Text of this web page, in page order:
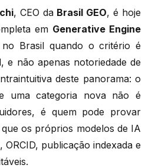
, CEO da Brasil GEO, é hoje
em Generative Engine
no Brasil quando o critério é
e não apenas notoriedade de
deste panorama: o
uma categoria nova não é
é quem pode provar
os próprios modelos de IA
publicação indexada e